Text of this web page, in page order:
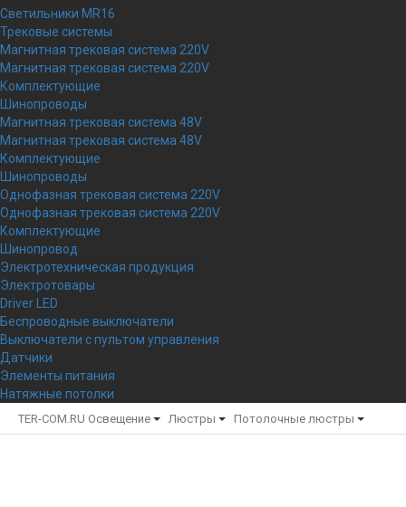
Светильники MR16
Трековые системы
Магнитная трековая система 220V
Магнитная трековая система 220V
Комплектующие
Шинопроводы
Магнитная трековая система 48V
Магнитная трековая система 48V
Комплектующие
Шинопроводы
Однофазная трековая система 220V
Однофазная трековая система 220V
Комплектующие
Шинопровод
Электротехническая продукция
Электротовары
Driver LED
Беспроводные выключатели
Выключатели с пультом управления
Датчики
Элементы питания
Натяжные потолки
TER-COM.RU Освещение Люстры Потолочные люстры